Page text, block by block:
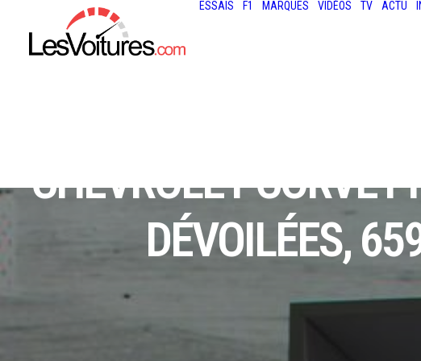
ESSAIS F1 MARQUES VIDÉOS TV ACTU
CHEVROLET
DÉVOILÉES,